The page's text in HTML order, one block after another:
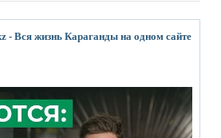
- Вся жизнь Караганды на одном сайте